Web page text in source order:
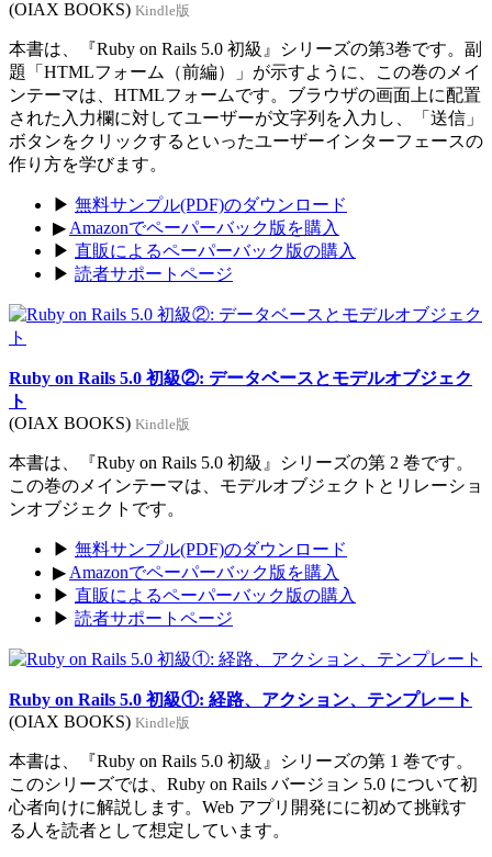
(OIAX BOOKS) Kindle版
本書は、『Ruby on Rails 5.0 初級』シリーズの第3巻です。副
題「HTMLフォーム（前編）」が示すように、この巻のメイ
ンテーマは、HTMLフォームです。ブラウザの画面上に配置
された入力欄に対してユーザーが文字列を入力し、「送信」
ボタンをクリックするといったユーザーインターフェースの
作り方を学びます。
▶ 無料サンプル(PDF)のダウンロード
▶ Amazonでペーパーバック版を購入
▶ 直販によるペーパーバック版の購入
▶ 読者サポートページ
Ruby on Rails 5.0 初級②: データベースとモデルオブジェク
ト
(OIAX BOOKS) Kindle版
本書は、『Ruby on Rails 5.0 初級』シリーズの第 2 巻です。
この巻のメインテーマは、モデルオブジェクトとリレーショ
ンオブジェクトです。
▶ 無料サンプル(PDF)のダウンロード
▶ Amazonでペーパーバック版を購入
▶ 直販によるペーパーバック版の購入
▶ 読者サポートページ
Ruby on Rails 5.0 初級①: 経路、アクション、テンプレート
(OIAX BOOKS) Kindle版
本書は、『Ruby on Rails 5.0 初級』シリーズの第 1 巻です。
このシリーズでは、Ruby on Rails バージョン 5.0 について初
心者向けに解説します。Web アプリ開発にに初めて挑戦す
る人を読者として想定しています。